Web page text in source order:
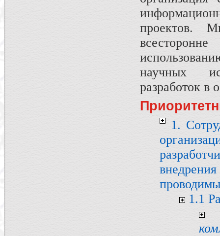
проектов.
научных
разработок в
1.
1.1